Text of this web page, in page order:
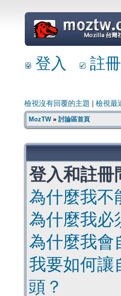
=
登入 註冊
檢視沒有回覆的主題 檢視最
MozTW» 討論區首頁
登入和註冊
為什麼我不
為什麼我必
為什麼我會
我要如何讓
頭？